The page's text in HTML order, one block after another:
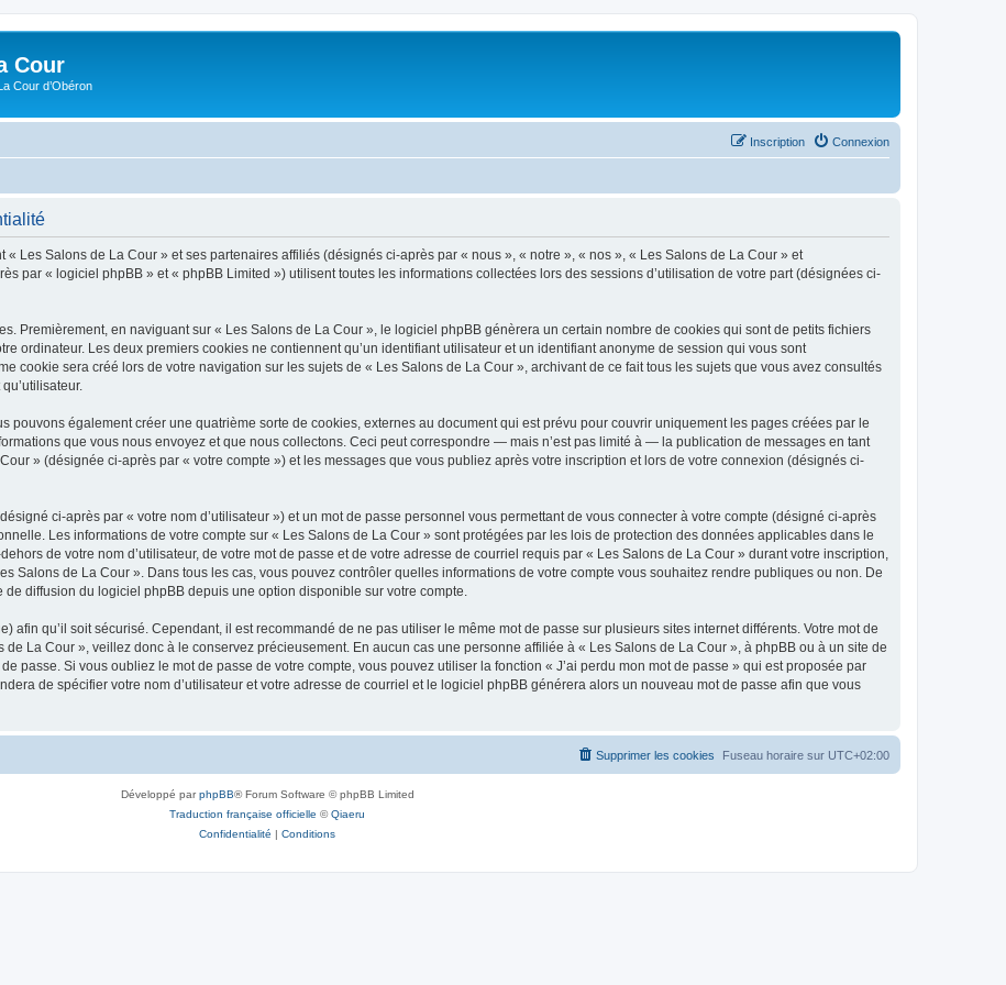
Cour
Cour d’Obéron
Connexion
Inscription
Les Salons de La Cour » et ses partenaires affiliés (désignés ci-après par « nous », « notre », « nos », « Les Salons de La Cour » et
par « logiciel phpBB » et « phpBB Limited ») utilisent toutes les informations collectées lors des sessions d’utilisation de votre part (désignées ci-
Premièrement, en naviguant sur « Les Salons de La Cour », le logiciel phpBB génèrera un certain nombre de cookies qui sont de petits fichiers
ordinateur. Les deux premiers cookies ne contiennent qu’un identifiant utilisateur et un identifiant anonyme de session qui vous sont
cookie sera créé lors de votre navigation sur les sujets de « Les Salons de La Cour », archivant de ce fait tous les sujets que vous avez consultés
pouvons également créer une quatrième sorte de cookies, externes au document qui est prévu pour couvrir uniquement les pages créées par le
que vous nous envoyez et que nous collectons. Ceci peut correspondre — mais n’est pas limité à — la publication de messages en tant
» (désignée ci-après par « votre compte ») et les messages que vous publiez après votre inscription et lors de votre connexion (désignés ci-
ci-après par « votre nom d’utilisateur ») et un mot de passe personnel vous permettant de vous connecter à votre compte (désigné ci-après
Les informations de votre compte sur « Les Salons de La Cour » sont protégées par les lois de protection des données applicables dans le
de votre nom d’utilisateur, de votre mot de passe et de votre adresse de courriel requis par « Les Salons de La Cour » durant votre inscription,
Salons de La Cour ». Dans tous les cas, vous pouvez contrôler quelles informations de votre compte vous souhaitez rendre publiques ou non. De
diffusion du logiciel phpBB depuis une option disponible sur votre compte.
afin qu’il soit sécurisé. Cependant, il est recommandé de ne pas utiliser le même mot de passe sur plusieurs sites internet différents. Votre mot de
de La Cour », veillez donc à le conservez précieusement. En aucun cas une personne affiliée à « Les Salons de La Cour », à phpBB ou à un site de
passe. Si vous oubliez le mot de passe de votre compte, vous pouvez utiliser la fonction « J’ai perdu mon mot de passe » qui est proposée par
de spécifier votre nom d’utilisateur et votre adresse de courriel et le logiciel phpBB générera alors un nouveau mot de passe afin que vous
Fuseau horaire sur UTC+02:00
Supprimer les cookies
Développé parphpBB® Forum Software © phpBB Limited
Traduction française officielle ©Qiaeru
Confidentialité | Conditions